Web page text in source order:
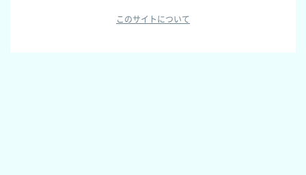
このサイトについて